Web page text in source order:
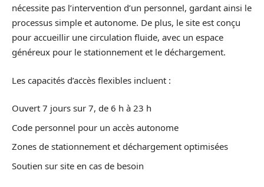
nécessite pas l’intervention d’un personnel, gardant ainsi le
processus simple et autonome. De plus, le site est conçu
pour accueillir une circulation fluide, avec un espace
généreux pour le stationnement et le déchargement.
Les capacités d’accès flexibles incluent :
Ouvert 7 jours sur 7, de 6 h à 23 h
Code personnel pour un accès autonome
Zones de stationnement et déchargement optimisées
Soutien sur site en cas de besoin